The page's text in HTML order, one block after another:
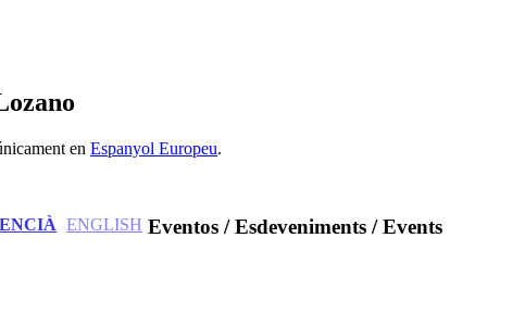
en Espanyol Europeu.
ENGLISH Eventos / Esdeveniments / Events